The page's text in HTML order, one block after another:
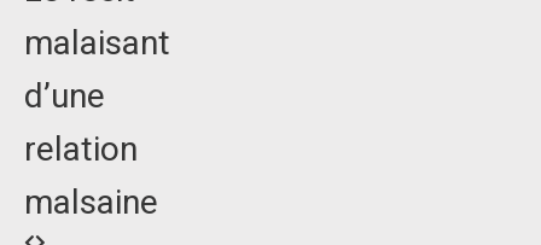
malaisant
d’une
relation
malsaine